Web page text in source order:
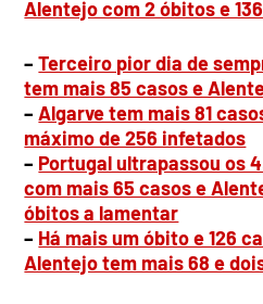
Alentejo com 2 óbitos e
–Terceiro pior dia de
tem mais 85 casos e
–Algarve tem mais 81
máximo de 256 infetados
– Portugal ultrapassou os
com mais 65 casos e
óbitos a lamentar
– Há mais um óbito e 126
Alentejo tem mais 68 e